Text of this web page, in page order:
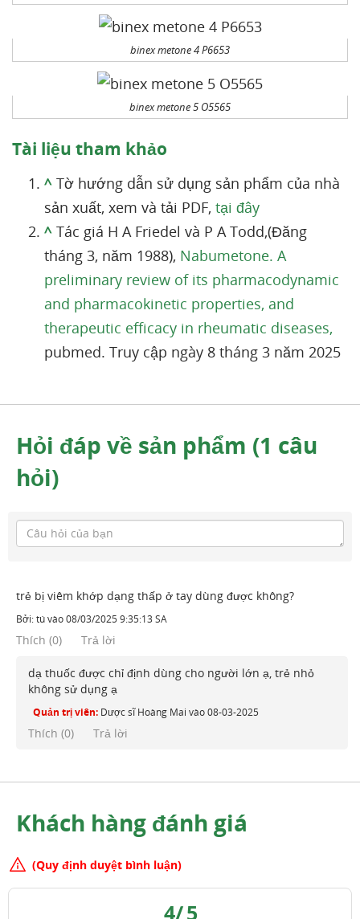
binex metone 4 P6653
binex metone 5 O5565
Tài liệu tham khảo
^ Tờ hướng dẫn sử dụng sản phẩm của nhà
sản xuất, xem và tải PDF, tại đây
^ Tác giá H A Friedel và P A Todd,(Đăng
tháng 3, năm 1988), Nabumetone. A
preliminary review of its pharmacodynamic
and pharmacokinetic properties, and
therapeutic efficacy in rheumatic diseases,
pubmed. Truy cập ngày 8 tháng 3 năm 2025
Hỏi đáp về sản phẩm (1 câu
hỏi)
trẻ bị viêm khớp dạng thấp ở tay dùng được không?
Bởi:túvào08/03/2025 9:35:13 SA
Thích (0) Trả lời
dạ thuốc được chỉ định dùng cho người lớn ạ, trẻ nhỏ
không sử dụng ạ
Quản trị viên: Dược sĩ Hoàng Mai vào08-03-2025
Thích (0) Trả lời
Khách hàng đánh giá
(Quy định duyệt bình luận)
4/5